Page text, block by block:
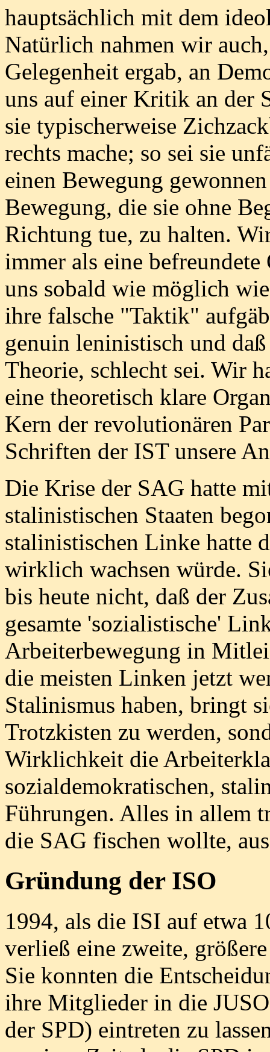
hauptsächlich mit dem
Natürlich nahmen wir
Gelegenheit ergab, an
uns auf einer Kritik an der
sie typischerweise
rechts mache; so sei sie
einen Bewegung
Bewegung, die sie ohne
Richtung tue, zu halten.
immer als eine
uns sobald wie möglich
ihre falsche "Taktik"
genuin leninistisch und
Theorie, schlecht sei. Wir
eine theoretisch klare
Kern der revolutionären
Schriften der IST unsere
Die Krise der SAG hatte
stalinistischen Staaten
stalinistischen Linke hatte
wirklich wachsen würde.
bis heute nicht, daß der
gesamte 'sozialistische'
Arbeiterbewegung in
die meisten Linken jetzt
Stalinismus haben, bringt
Trotzkisten zu werden,
Wirklichkeit die
sozialdemokratischen,
Führungen. Alles in allem
die SAG fischen wollte,
Gründung der ISO
1994, als die ISI auf etwa
verließ eine zweite,
Sie konnten die
ihre Mitglieder in die
der SPD) eintreten zu